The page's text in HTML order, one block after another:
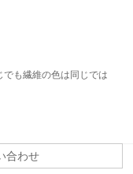
も繊維の色は同じでは
合わせ